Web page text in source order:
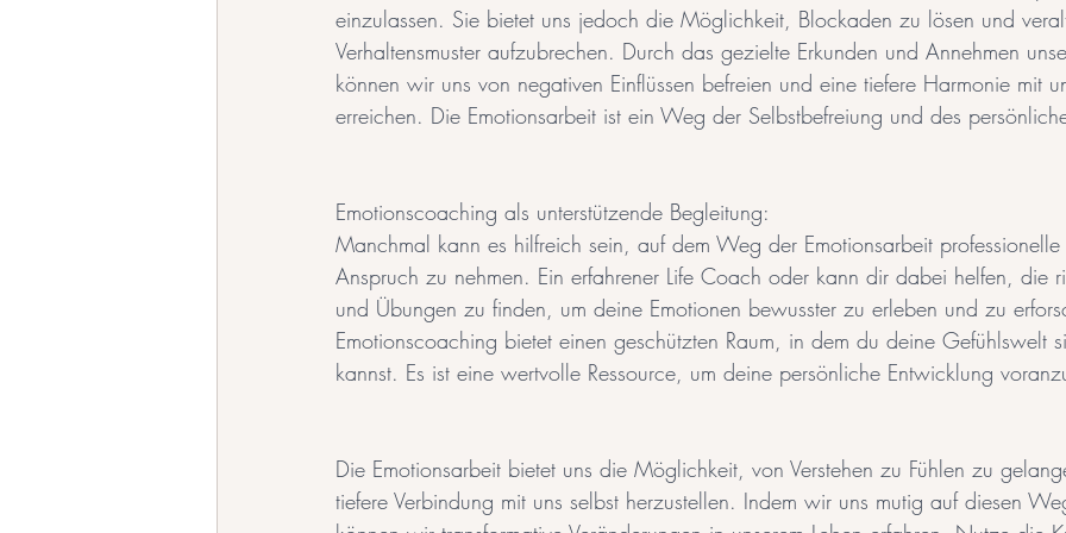
einzulassen. Sie bietet uns jedoch die Möglichkeit, Blockaden zu lösen und
Verhaltensmuster aufzubrechen. Durch das gezielte Erkunden und Annehmen
können wir uns von negativen Einflüssen befreien und eine tiefere Harmonie mit
erreichen. Die Emotionsarbeit ist ein Weg der Selbstbefreiung und des
Emotionscoaching als unterstützende Begleitung:
Manchmal kann es hilfreich sein, auf dem Weg der Emotionsarbeit
Anspruch zu nehmen. Ein erfahrener Life Coach oder kann dir dabei helfen, die
und Übungen zu finden, um deine Emotionen bewusster zu erleben und zu
Emotionscoaching bietet einen geschützten Raum, in dem du deine Gefühlswelt
kannst. Es ist eine wertvolle Ressource, um deine persönliche Entwicklung
Die Emotionsarbeit bietet uns die Möglichkeit, von Verstehen zu Fühlen zu
tiefere Verbindung mit uns selbst herzustellen. Indem wir uns mutig auf diesen